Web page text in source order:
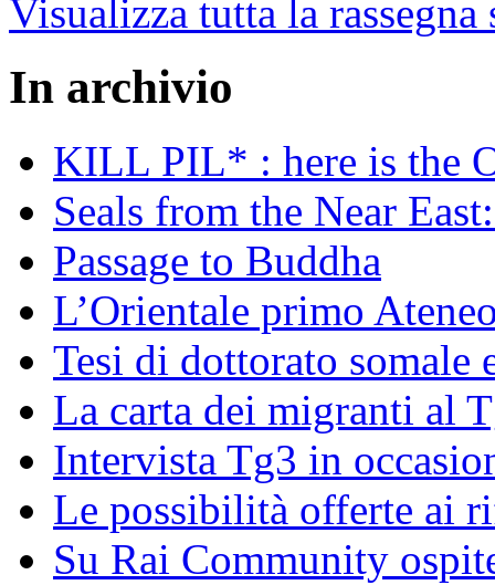
Visualizza tutta la rassegna
In archivio
KILL PIL* : here is the
Seals from the Near
Passage to Buddha
L’Orientale primo
Tesi di dottorato somale
La carta dei migranti al
Intervista Tg3 in
Le possibilità offerte ai
Su Rai Community